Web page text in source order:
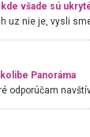
všade sú
Panoráma